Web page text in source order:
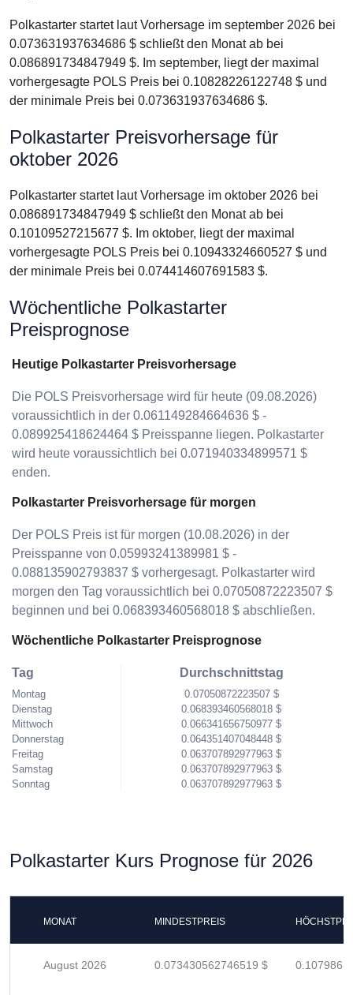
Polkastarter startet laut Vorhersage im september 2026 bei
0.073631937634686 $ schließt den Monat ab bei
0.086891734847949 $. Im september, liegt der maximal
vorhergesagte POLS Preis bei 0.10828226122748 $ und
der minimale Preis bei 0.073631937634686 $.
Polkastarter Preisvorhersage für
oktober 2026
Polkastarter startet laut Vorhersage im oktober 2026 bei
0.086891734847949 $ schließt den Monat ab bei
0.10109527215677 $. Im oktober, liegt der maximal
vorhergesagte POLS Preis bei 0.10943324660527 $ und
der minimale Preis bei 0.074414607691583 $.
Wöchentliche Polkastarter
Preisprognose
Heutige Polkastarter Preisvorhersage
Die POLS Preisvorhersage wird für heute (09.08.2026)
voraussichtlich in der 0.061149284664636 $ -
0.089925418624464 $ Preisspanne liegen. Polkastarter
wird heute voraussichtlich bei 0.071940334899571 $
enden.
Polkastarter Preisvorhersage für morgen
Der POLS Preis ist für morgen (10.08.2026) in der
Preisspanne von 0.05993241389981 $ -
0.088135902793837 $ vorhergesagt. Polkastarter wird
morgen den Tag voraussichtlich bei 0.07050872223507 $
beginnen und bei 0.068393460568018 $ abschließen.
Wöchentliche Polkastarter Preisprognose
Tag
Montag
Dienstag
Mittwoch
Donnerstag
Freitag
Samstag
Sonntag
Durchschnittstag
0.07050872223507 $
0.068393460568018 $
0.066341656750977 $
0.064351407048448 $
0.063707892977963 $
0.063707892977963 $
0.063707892977963 $
Polkastarter Kurs Prognose für 2026
MONAT MINDESTPREIS
August 2026 0.073430562746519 $